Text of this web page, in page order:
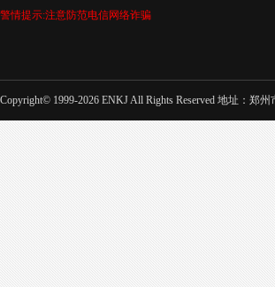
警情提示:注意防范电信网络诈骗
Copyright© 1999-2026 ENKJ All Rights Reserved 地址